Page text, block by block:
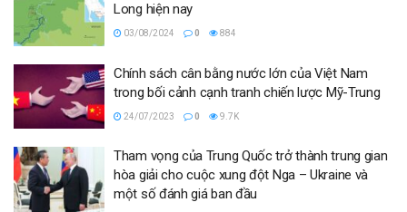
Long hiện nay
03/08/2024 0 884
Chính sách cân bằng nước lớn của Việt Nam
trong bối cảnh cạnh tranh chiến lược Mỹ-Trung
24/07/2023 0 9.7K
Tham vọng của Trung Quốc trở thành trung gian
hòa giải cho cuộc xung đột Nga – Ukraine và
một số đánh giá ban đầu